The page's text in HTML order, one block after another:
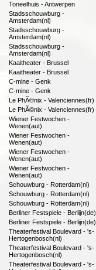
Toneelhuis - Antwerpen
Stadsschouwburg -
Amsterdam(nl)
Stadsschouwburg -
Amsterdam(nl)
Stadsschouwburg -
Amsterdam(nl)
Kaaitheater - Brussel
Kaaitheater - Brussel
C-mine - Genk
C-mine - Genk
Le PhÃ©nix - Valenciennes(fr)
Le PhÃ©nix - Valenciennes(fr)
Wiener Festwochen -
Wenen(aut)
Wiener Festwochen -
Wenen(aut)
Wiener Festwochen -
Wenen(aut)
Wiener Festwochen -
Wenen(aut)
Schouwburg - Rotterdam(nl)
Schouwburg - Rotterdam(nl)
Schouwburg - Rotterdam(nl)
Berliner Festspiele - Berlijn(de)
Berliner Festspiele - Berlijn(de)
Theaterfestival Boulevard - 's-
Hertogenbosch(nl)
Theaterfestival Boulevard - 's-
Hertogenbosch(nl)
Theaterfestival Boulevard - 's-